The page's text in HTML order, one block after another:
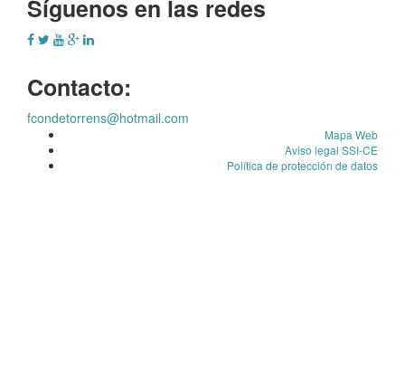
Síguenos en las redes
Contacto:
fcondetorrens@hotmail.com
Mapa Web
Aviso legal SSI-CE
Política de protección de datos